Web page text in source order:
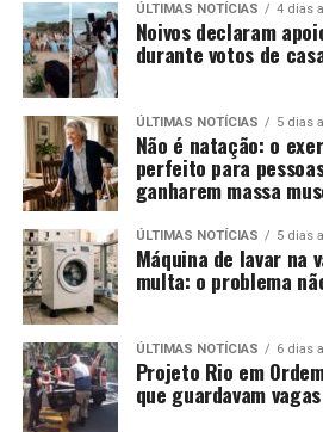
ÚLTIMAS NOTÍCIAS 4 dias
Noivos declaram
durante votos de
ÚLTIMAS NOTÍCIAS 5 dias
Não é natação: o
perfeito para
ganharem massa
ÚLTIMAS NOTÍCIAS 5 dias
Máquina de lavar na
multa: o problema
ÚLTIMAS NOTÍCIAS 6 dias
Projeto Rio em
que guardavam